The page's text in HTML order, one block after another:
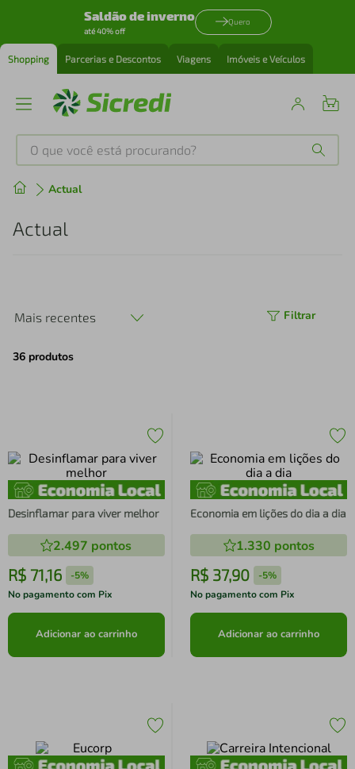
Saldão de inverno
até 40% off
Quero
Shopping Parcerias e Descontos Viagens Imóveis e Veículos
O que você está procurando?
Actual
Actual
Mais recentes Filtrar
36 produtos
Desinflamar para viver melhor
2.497 pontos
R$ 71,16 -5%
No pagamento com Pix
Adicionar ao carrinho
Economia em lições do dia a dia
1.330 pontos
R$ 37,90 -5%
No pagamento com Pix
Adicionar ao carrinho
Produtos mais buscados
perfume
4º air fryer